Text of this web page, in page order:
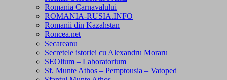
Romania Carnavalului
ROMANIA-RUSIA.INFO
Romanii din Kazahstan
Roncea.net
Secareanu
Secretele istoriei cu Alexandru Moraru
SEOlium – Laboratorium
Sf. Munte Athos – Pemptousia – Vatoped